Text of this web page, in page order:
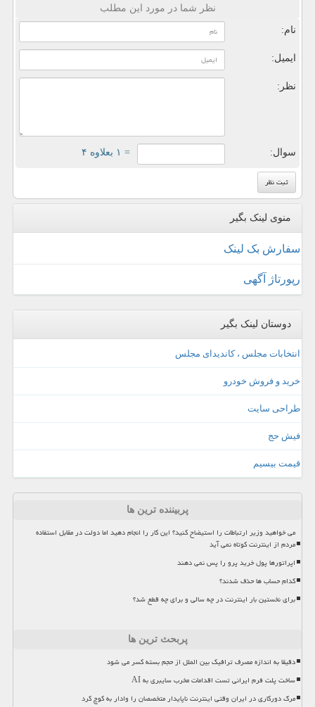
نظر شما در مورد این مطلب
نام:
ایمیل:
نظر:
سوال: = ۱ بعلاوه ۴
منوی لینک بگیر
سفارش بک لینک
رپورتاژ آگهی
دوستان لینک بگیر
انتخابات مجلس ، کاندیدای مجلس
خرید و فروش خودرو
طراحی سایت
فیش حج
قیمت بیسیم
پربیننده ترین ها
می خواهید وزیر ارتباطات را استیضاح کنید؟ این کار را انجام دهید اما دولت در مقابل استفاده
مردم از اینترنت کوتاه نمی آید
اپراتورها پول خرید پرو را پس نمی دهند
کدام حساب ها حذف شدند؟
برای نخستین بار اینترنت در چه سالی و برای چه قطع شد؟
پربحث ترین ها
دقیقا به اندازه مصرف ترافیک بین الملل از حجم بسته کسر می شود
ساخت پلت فرم ایرانی تست اقدامات مخرب سایبری به AI
مرگ دورکاری در ایران وقتی اینترنت ناپایدار متخصصان را وادار به کوچ کرد